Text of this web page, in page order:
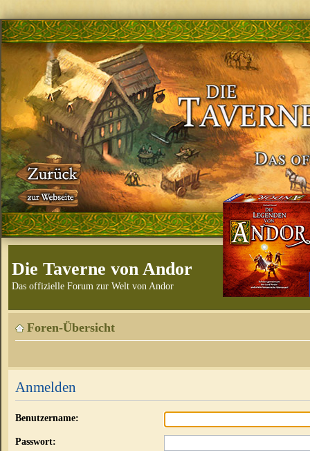
Die Taverne von Andor
Das offizielle Forum zur Welt von Andor
Foren-Übersicht
Anmelden
Benutzername:
Passwort: